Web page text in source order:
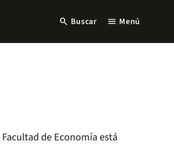
search Buscar menu Menú
de Economía está